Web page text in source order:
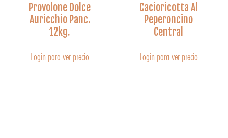
Provolone Dolce
Auricchio Panc.
12kg.
Login para ver precio
Cacioricotta Al
Peperoncino
Central
Login para ver precio